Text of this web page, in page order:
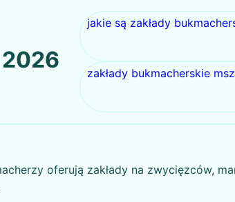
jakie są zakłady
zakłady bukmacherskie
oferują zakłady na zwycięzców,